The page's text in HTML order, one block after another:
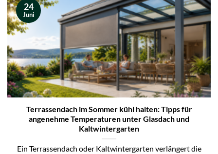
Terrassendach im Sommer kühl halten: Tipps für
angenehme Temperaturen unter Glasdach und
Kaltwintergarten
Ein Terrassendach oder Kaltwintergarten verlängert die
24
Juni